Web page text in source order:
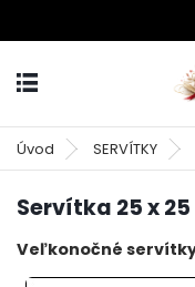
Úvod SERVÍTKY
Servítka 25 x
Veľkonočné